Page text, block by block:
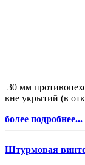
30 мм
вне укрытий (в
более подробнее...
Штурмовая